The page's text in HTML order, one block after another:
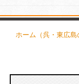
ホーム （呉・東広